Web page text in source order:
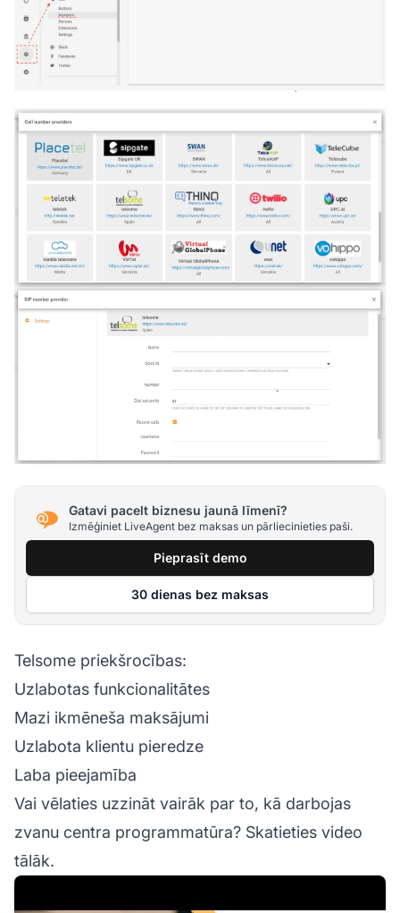
Gatavi pacelt biznesu jaunā līmenī?
Izmēģiniet LiveAgent bez maksas un pārliecinieties paši.
Pieprasīt demo
30 dienas bez maksas
Telsome priekšrocības:
Uzlabotas funkcionalitātes
Mazi ikmēneša maksājumi
Uzlabota klientu pieredze
Laba pieejamība
Vai vēlaties uzzināt vairāk par to, kā darbojas
zvanu centra programmatūra? Skatieties video
tālāk.